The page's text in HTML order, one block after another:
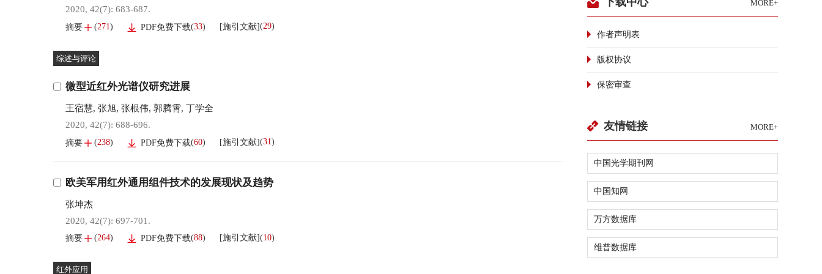
2020, 42(7): 683-687.
摘要 (271) PDF免费下载(33) [施引文献](29)
综述与评论
微型近红外光谱仪研究进展
王宿慧, 张旭, 张根伟, 郭腾霄, 丁学全
2020, 42(7): 688-696.
摘要 (238) PDF免费下载(60) [施引文献](31 )
欧美军用红外通用组件技术的发展现状及趋势
张坤杰
2020, 42(7): 697-701.
摘要 (264) PDF免费下载(88) [施引文献](10)
红外应用
MORE+
作者声明表
版权协议
保密审查
友情链接 MORE+
中国光学期刊网
中国知网
万方数据库
维普数据库